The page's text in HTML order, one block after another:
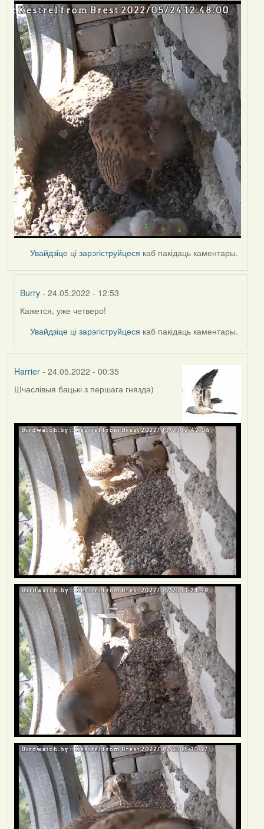
Увайдзіце цізарэгіструйцеся каб пакідаць каментары.
Burry - 24.05.2022 - 12:53
In
reply
by
Кажется, уже четверо!
Увайдзіце цізарэгіструйцеся каб пакідаць каментары.
Harrier- 24.05.2022 - 00:35
Шчаслівыя бацькі з першага гнязда)